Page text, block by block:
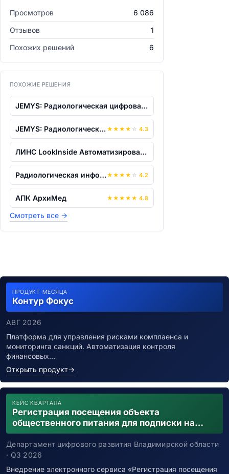
Просмотров
6 086
Отзывов
1
Похожих решений
6
ПОХОЖИЕ РЕШЕНИЯ
JEMYS: Радиологическая цифровая информ...
JEMYS: Радиологическая цифровая информ... ★ ★ ★ ★ ☆ 4.3
ЛИНС LookInside Автоматизированное раб...
Радиологическая информационная система...★ ★ ★ ★ ☆ 4.2
АПК АрхиМед ★ ★ ★ ★ ★ 4.8
Смотреть все →
ПРОДУКТ МЕСЯЦА
Контур Фокус
АВГ 2026
Платформа для управления рисками комплаенса и
мониторинга санкций. Автоматизация контроля
финансовых…
Открыть продукт→
КЕЙС КВАРТАЛА
Регистрация посещения объекта
общественного питания для подписки на
уведомления о возможном контакте с
заболевшим новой коронавирусной
инфекцией
Департамент цифрового развития Владимирской области
· Q3 2026
Внедрение электронного сервиса «Регистрация посещения